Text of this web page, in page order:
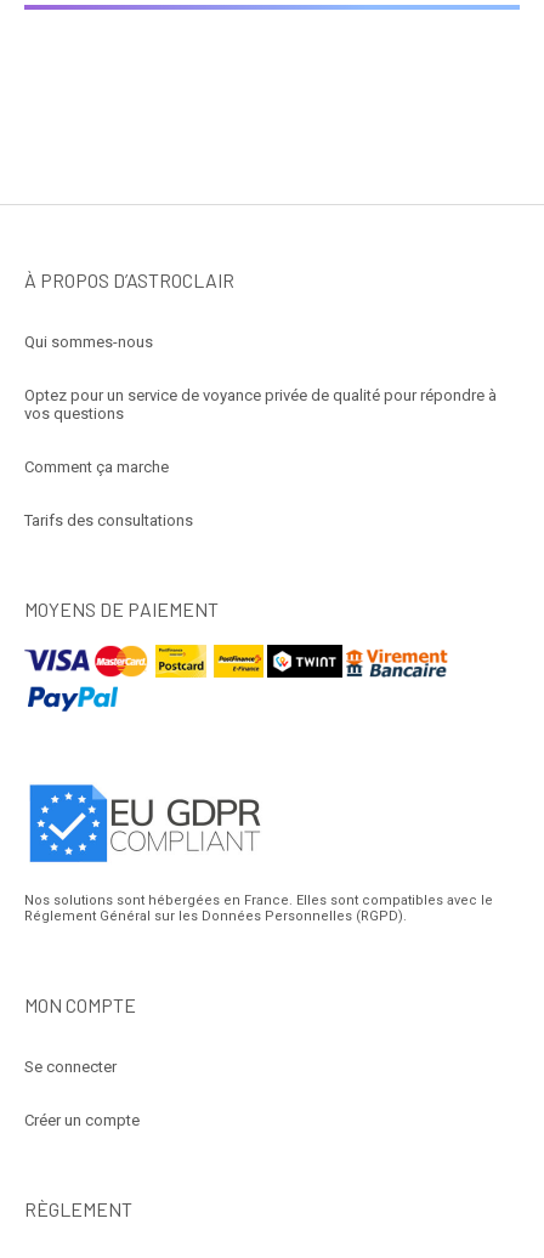
À PROPOS D’ASTROCLAIR
Qui sommes-nous
Optez pour un service de voyance privée de qualité pour répondre à
vos questions
Comment ça marche
Tarifs des consultations
MOYENS DE PAIEMENT
Nos solutions sont hébergées en France. Elles sont compatibles avec le
Réglement Général sur les Données Personnelles (RGPD).
MON COMPTE
Se connecter
Créer un compte
RÈGLEMENT